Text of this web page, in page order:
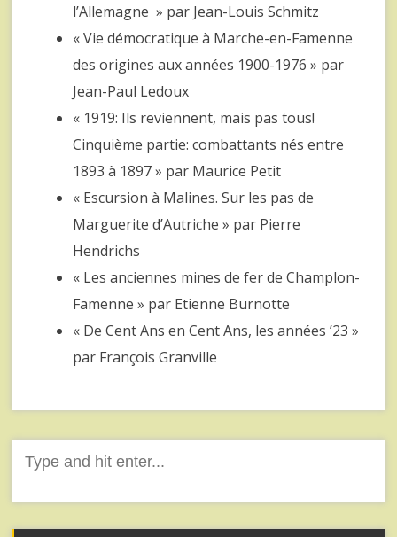
l’Allemagne » par Jean-Louis Schmitz
« Vie démocratique à Marche-en-Famenne
des origines aux années 1900-1976 » par
Jean-Paul Ledoux
« 1919: Ils reviennent, mais pas tous!
Cinquième partie: combattants nés entre
1893 à 1897 » par Maurice Petit
« Escursion à Malines. Sur les pas de
Marguerite d’Autriche » par Pierre
Hendrichs
« Les anciennes mines de fer de Champlon-
Famenne » par Etienne Burnotte
« De Cent Ans en Cent Ans, les années ’23 »
par François Granville
for: